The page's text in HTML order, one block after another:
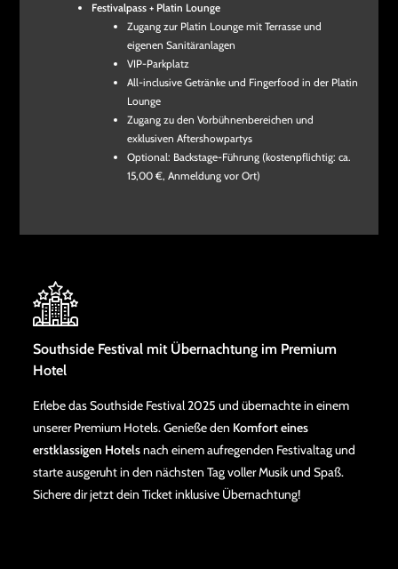
Festivalpass + Platin Lounge
Zugang zur Platin Lounge mit Terrasse und
eigenen Sanitäranlagen
VIP-Parkplatz
All-inclusive Getränke und Fingerfood in der Platin
Lounge
Zugang zu den Vorbühnenbereichen und
exklusiven Aftershowpartys
Optional: Backstage-Führung (kostenpflichtig: ca.
15,00 €, Anmeldung vor Ort)
Southside Festival mit Übernachtung im Premium
Hotel
Erlebe das Southside Festival 2025 und übernachte in einem
unserer Premium Hotels. Genieße den Komfort eines
erstklassigen Hotelsnach einem aufregenden Festivaltag und
starte ausgeruht in den nächsten Tag voller Musik und Spaß.
Sichere dir jetzt dein Ticket inklusive Übernachtung!